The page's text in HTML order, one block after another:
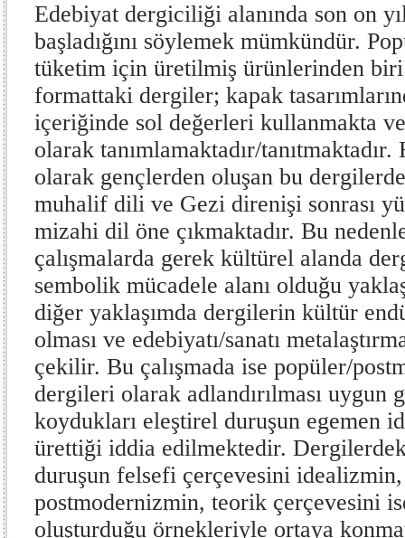
Edebiyat dergiciliği alanında son on
başladığını söylemek mümkündür.
tüketim için üretilmiş ürünlerinden
formattaki dergiler; kapak
içeriğinde sol değerleri kullanmakta
olarak tanımlamaktadır/
olarak gençlerden oluşan bu
muhalif dili ve Gezi direnişi sonrası
mizahi dil öne çıkmaktadır. Bu
çalışmalarda gerek kültürel alanda
sembolik mücadele alanı olduğu
diğer yaklaşımda dergilerin kültür
olması ve edebiyatı/sanatı
çekilir. Bu çalışmada ise popüler/
dergileri olarak adlandırılması
koydukları eleştirel duruşun egemen
ürettiği iddia edilmektedir.
duruşun felsefi çerçevesini
postmodernizmin, teorik çerçevesini
oluşturduğu örnekleriyle ortaya